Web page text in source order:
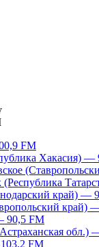
FM
Хакасия) —
(Республика
край) —
край)
90,5 FM
обл.)
FM